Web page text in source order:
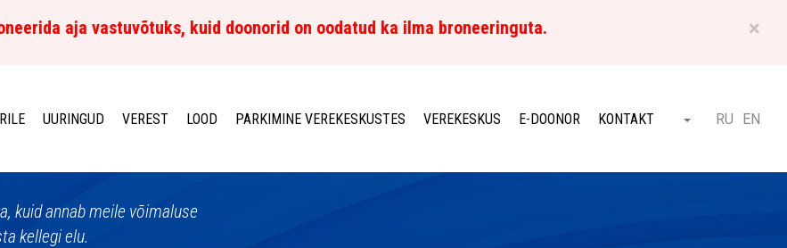
×
aja vastuvõtuks, kuid doonorid on oodatud ka ilma broneeringuta.
UURINGUD VEREST LOOD PARKIMINE VEREKESKUSTES VEREKESKUS E-DOONOR KONTAKT Otsi ET
RU EN
kuid annab meile võimaluse
kellegi elu.